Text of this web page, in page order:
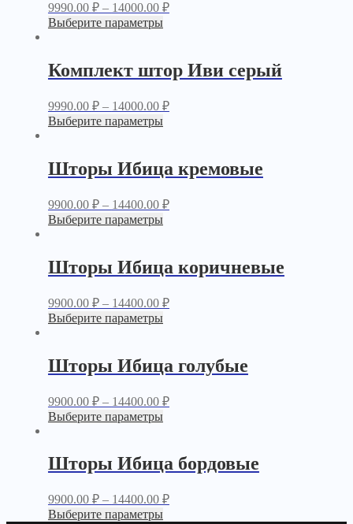
9990.00 ₽– 14000.00 ₽
Выберите параметры
Комплект штор Иви серый
9990.00 ₽– 14000.00 ₽
Выберите параметры
Шторы Ибица кремовые
9900.00 ₽– 14400.00 ₽
Выберите параметры
Шторы Ибица коричневые
9900.00 ₽– 14400.00 ₽
Выберите параметры
Шторы Ибица голубые
9900.00 ₽– 14400.00 ₽
Выберите параметры
Шторы Ибица бордовые
9900.00 ₽– 14400.00 ₽
Выберите параметры